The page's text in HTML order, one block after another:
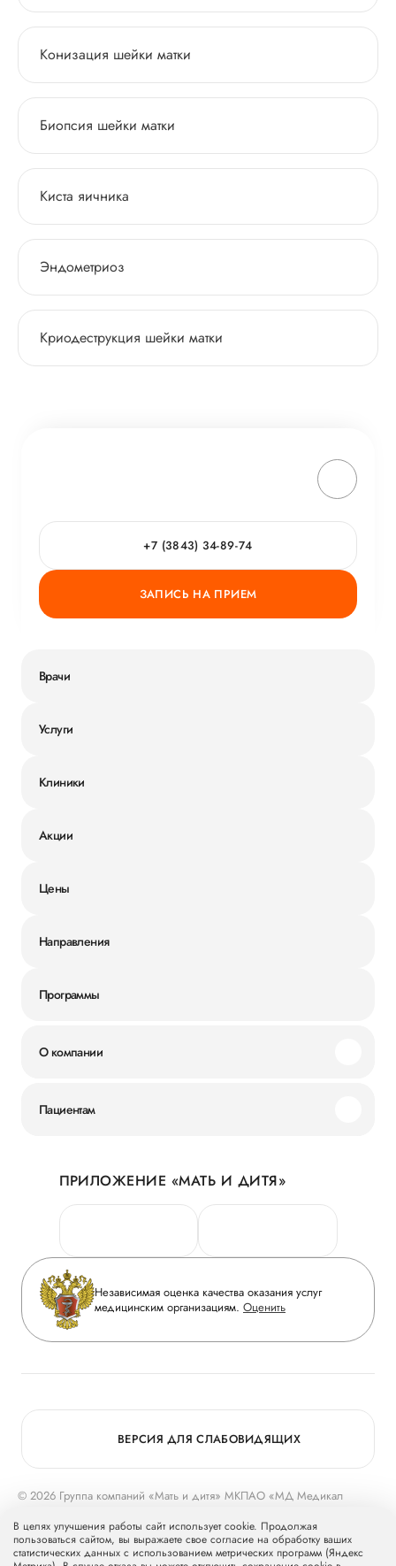
Конизация шейки матки
Биопсия шейки матки
Киста яичника
Эндометриоз
Криодеструкция шейки матки
+7 (3843) 34-89-74
ЗАПИСЬ НА ПРИЕМ
Врачи
Услуги
Клиники
Акции
Цены
Направления
Программы
О компании
Новости
Руководство
Сотрудничество
Инвесторам
Журнал «Мать и дитя»
Вакансии
Медицинский туризм
Пациентам
Личный кабинет
Персональные данные
Горячая линия качества
Вопрос-ответ
Приложение пациента
Статьи
ПРИЛОЖЕНИЕ «МАТЬ И ДИТЯ»
Независимая оценка качества оказания услуг
медицинским организациям. Оценить
© 2026 Группа компаний «Мать и дитя» МКПАО «МД Медикал
Группу компаний «Мать и дитя».
ВЕРСИЯ ДЛЯ СЛАБОВИДЯЩИХ
В целях улучшения работы сайт использует cookie. Продолжая
пользоваться сайтом, вы выражаете свое согласие на обработку ваших
статистических данных с использованием метрических программ (Яндекс